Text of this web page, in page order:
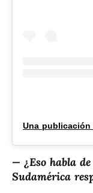
— ¿Eso habla
Sudamérica